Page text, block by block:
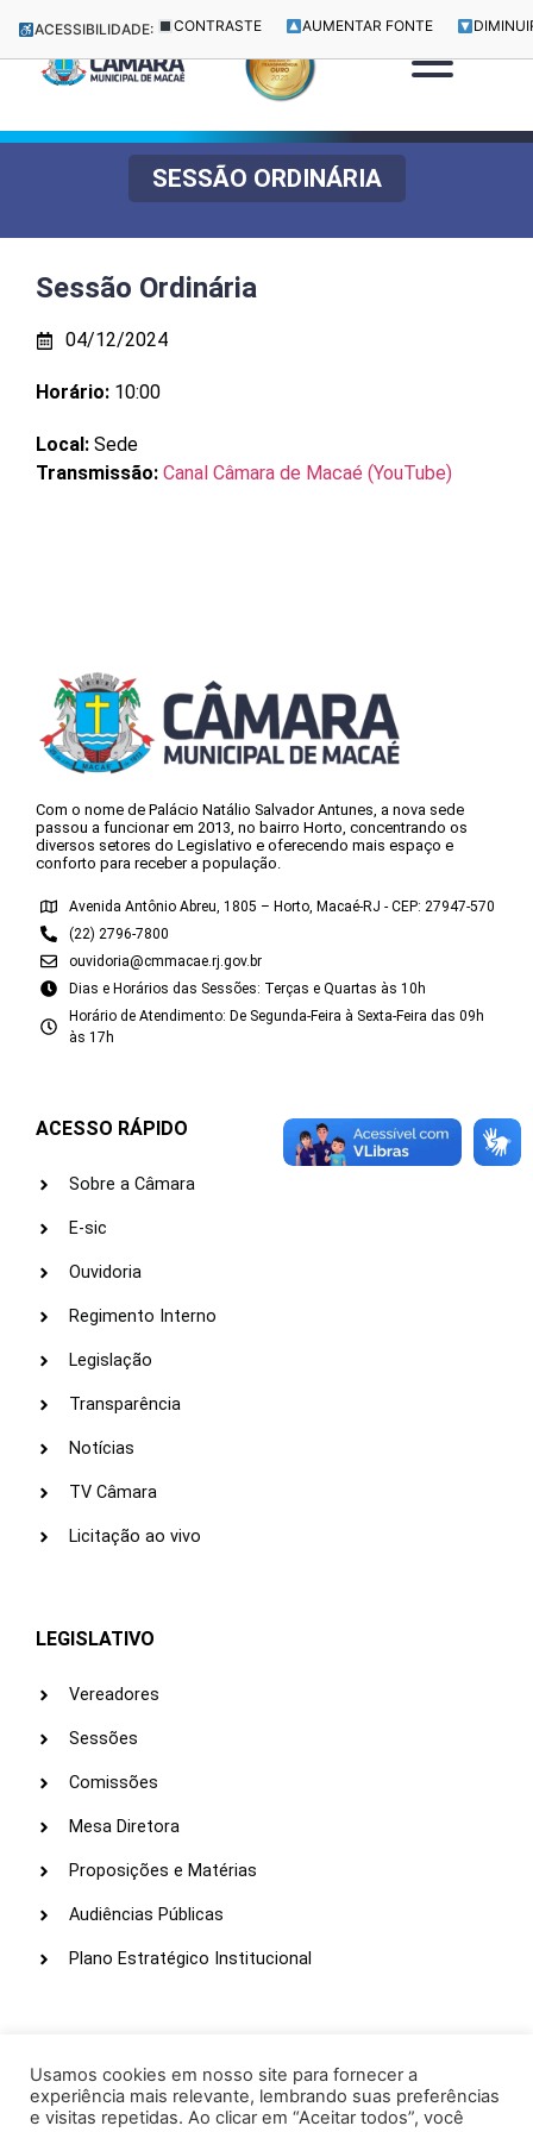
ACESSIBILIDADE: CONTRASTE AUMENTAR FONTE
SESSÃO ORDINÁRIA
Sessão Ordinária
04/12/2024
Horário: 10:00
Local: Sede
Transmissão: Canal Câmara de Macaé (YouTube)
Com o nome de Palácio Natálio Salvador Antunes, a nova sede
passou a funcionar em 2013, no bairro Horto, concentrando os
diversos setores do Legislativo e oferecendo mais espaço e
conforto para receber a população.
Avenida Antônio Abreu, 1805 – Horto, Macaé-RJ - CEP: 27947-570
(22) 2796-7800
ouvidoria@cmmacae.rj.gov.br
Dias e Horários das Sessões: Terças e Quartas às 10h
Horário de Atendimento: De Segunda-Feira à Sexta-Feira das 09h
às 17h
ACESSO RÁPIDO
Sobre a Câmara
E-sic
Ouvidoria
Regimento Interno
Legislação
Transparência
Notícias
TV Câmara
Licitação ao vivo
LEGISLATIVO
Vereadores
Sessões
Comissões
Mesa Diretora
Proposições e Matérias
Audiências Públicas
Plano Estratégico Institucional
Webmail
Intranet
Usamos cookies em nosso site para fornecer a
experiência mais relevante, lembrando suas preferências
e visitas repetidas. Ao clicar em “Aceitar todos”, você